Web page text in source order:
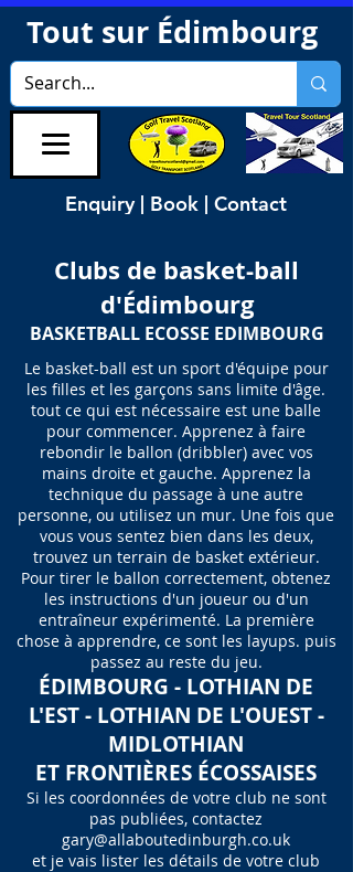
Tout sur Édimbourg
Enquiry | Book | Contact
Clubs de basket-ball
d'Édimbourg
BASKETBALL ECOSSE EDIMBOURG
Le basket-ball est un sport d'équipe pour
les filles et les garçons sans limite d'âge.
tout ce qui est nécessaire est une balle
pour commencer. Apprenez à faire
rebondir le ballon (dribbler) avec vos
mains droite et gauche. Apprenez la
technique du passage à une autre
personne, ou utilisez un mur. Une fois que
vous vous sentez bien dans les deux,
trouvez un terrain de basket extérieur.
Pour tirer le ballon correctement, obtenez
les instructions d'un joueur ou d'un
entraîneur expérimenté. La première
chose à apprendre, ce sont les layups. puis
passez au reste du jeu.
ÉDIMBOURG - LOTHIAN DE
L'EST - LOTHIAN DE L'OUEST -
MIDLOTHIAN
ET FRONTIÈRES ÉCOSSAISES
Si les coordonnées de votre club ne sont
pas publiées, contactez
gary@allaboutedinburgh.co.uk
et je vais lister les détails de votre club